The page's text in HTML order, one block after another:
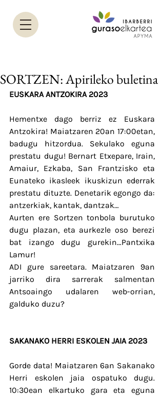
SORTZEN: Apirileko buletina
EUSKARA ANTZOKIRA 2023
Hementxe dago berriz ez Euskara
Antzokira! Maiatzaren 20an 17:00etan,
badugu hitzordua. Sekulako eguna
prestatu dugu! Bernart Etxepare, Irain,
Amaiur, Ezkaba, San Frantzisko eta
Eunateko ikasleek ikuskizun ederrak
prestatu dituzte. Denetarik egongo da:
antzerkiak, kantak, dantzak…
Aurten ere Sortzen tonbola burutuko
dugu plazan, eta aurkezle oso berezi
bat izango dugu gurekin…Pantxika
Lamur!
ADI gure sareetara. Maiatzaren 9an
jarriko dira sarrerak salmentan
Antsoaingo udalaren web-orrian,
galduko duzu?
SAKANAKO HERRI ESKOLEN JAIA 2023
Gorde data! Maiatzaren 6an Sakanako
Herri eskolen jaia ospatuko dugu.
10:30ean elkartuko gara eta eguna